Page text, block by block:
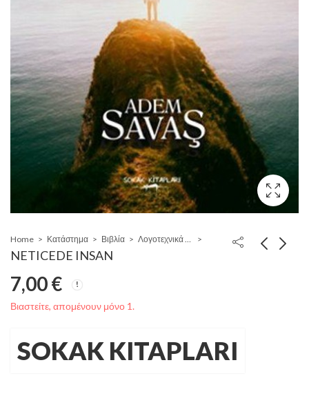
Home Κατάστημα Βιβλία
NETICEDE INSAN
7,00€
Βιαστείτε, απομένουν μόνο 1.
SOKAK KITAPLARI